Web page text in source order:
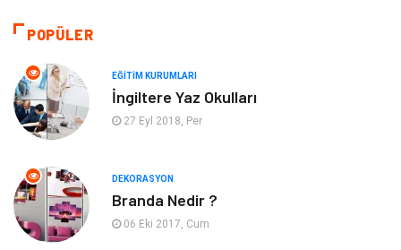
Hukuk
Otomotiv
Yapı İnşaat
Tatil
Bahçe Ev Maden ve Metal
POPÜLER
EĞITIM KURUMLARI
İngiltere Yaz Okulları
27 Eyl 2018, Per
DEKORASYON
Branda Nedir ?
06 Eki 2017, Cum